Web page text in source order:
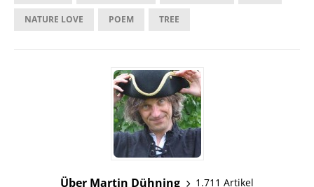
NATURE LOVE POEM TREE
Über Martin Dühning
1.711 Artikel